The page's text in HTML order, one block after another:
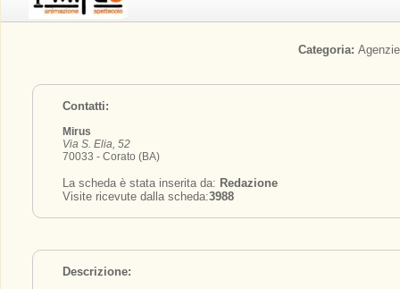
Categoria:
Contatti:
Mirus
Via S. Elia, 52
70033 - Corato (BA)
La scheda è stata inserita da: Redazione
Visite ricevute dalla scheda:3988
Descrizione: